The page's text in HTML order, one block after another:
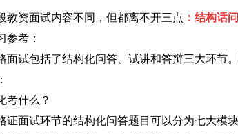
教资面试内容不同，但都离不开三点 ：结构话
参考：
面试包括了结构化问答、试讲和答辩三大环节
考什么？
证面试环节的结构化问答题目可以分为七大模